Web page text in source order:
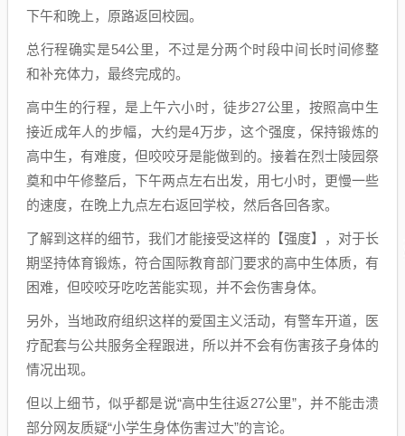
下午和晚上，原路返回校园。
总行程确实是54公里，不过是分两个时段中间长时间修整
和补充体力，最终完成的。
高中生的行程，是上午六小时，徒步27公里，按照高中生
接近成年人的步幅，大约是4万步，这个强度，保持锻炼的
高中生，有难度，但咬咬牙是能做到的。接着在烈士陵园祭
奠和中午修整后，下午两点左右出发，用七小时，更慢一些
的速度，在晚上九点左右返回学校，然后各回各家。
了解到这样的细节，我们才能接受这样的【强度】，对于长
期坚持体育锻炼，符合国际教育部门要求的高中生体质，有
困难，但咬咬牙吃吃苦能实现，并不会伤害身体。
另外，当地政府组织这样的爱国主义活动，有警车开道，医
疗配套与公共服务全程跟进，所以并不会有伤害孩子身体的
情况出现。
但以上细节，似乎都是说“高中生往返27公里”，并不能击溃
部分网友质疑“小学生身体伤害过大”的言论。